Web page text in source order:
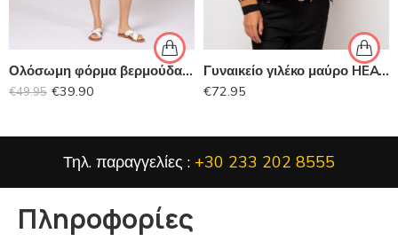
Ολόσωμη φόρμα βερμούδα HEAVY TOOLS
€49.95 €39.90
Γυναικείο γιλέκο μαύρο HEAVY TOOLS
€72.95
Τηλ. παραγγελίες : +30 233 202 8555
Πληροφορίες